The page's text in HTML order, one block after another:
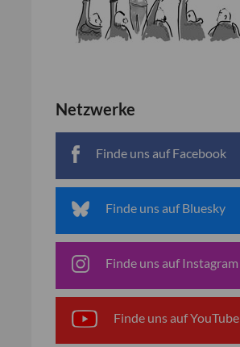
Netzwerke
Finde uns auf Facebook
Finde uns auf Bluesky
Finde uns auf Instagram
Finde uns auf YouTube